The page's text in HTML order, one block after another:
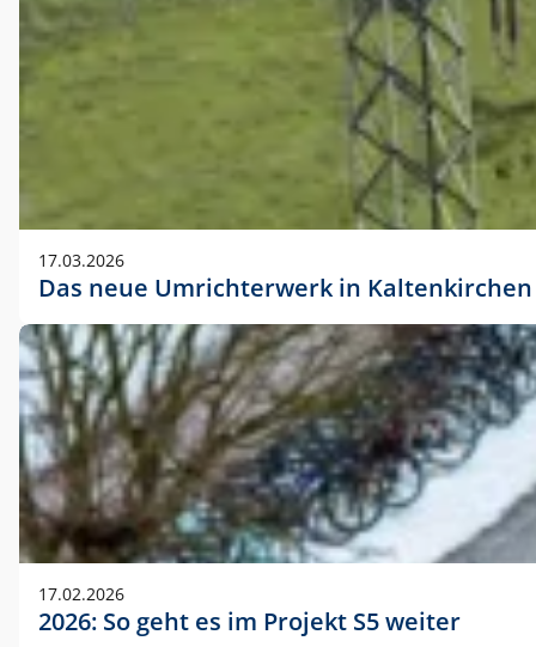
17.03.2026
Das neue Umrichterwerk in Kaltenkirchen
17.02.2026
2026: So geht es im Projekt S5 weiter